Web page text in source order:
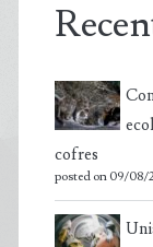
cofres
posted on 09/08/